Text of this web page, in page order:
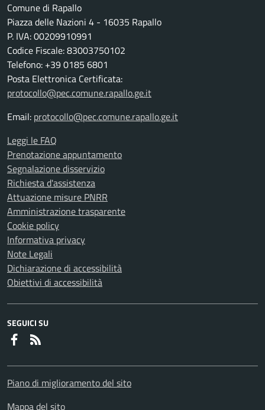
Comune di Rapallo
Piazza delle Nazioni 4 - 16035 Rapallo
P. IVA: 00209910991
Codice Fiscale: 83003750102
Telefono: +39 0185 6801
Posta Elettronica Certificata:
protocollo@pec.comune.rapallo.ge.it
Email: protocollo@pec.comune.rapallo.ge.it
Leggi le FAQ
Prenotazione appuntamento
Segnalazione disservizio
Richiesta d'assistenza
Attuazione misure PNRR
Amministrazione trasparente
Cookie policy
Informativa privacy
Note Legali
Dichiarazione di accessibilità
Obiettivi di accessibilità
SEGUICI SU
Faceboook
Piano di miglioramento del sito
Mappa del sito